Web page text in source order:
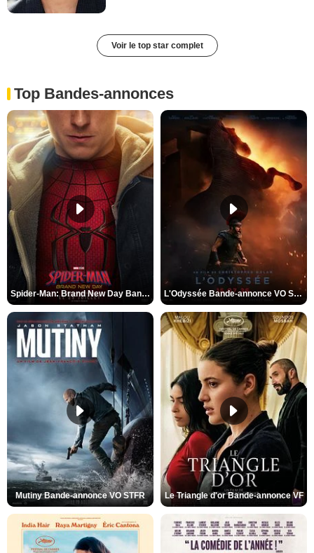
Voir le top star complet
Top Bandes-annonces
Spider-Man: Brand New Day Bande-annonce VO STFR L'Odyssée Bande-annonce VO STFR
Mutiny Bande-annonce VO STFR Le Triangle d'or Bande-annonce VF